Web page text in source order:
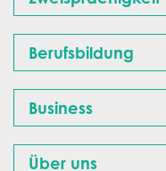
Berufsbildung
Business
Über uns